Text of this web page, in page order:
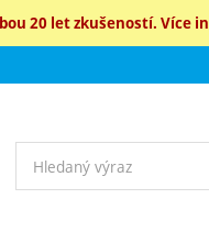
20 let zkušeností. Více
Vyhledávání